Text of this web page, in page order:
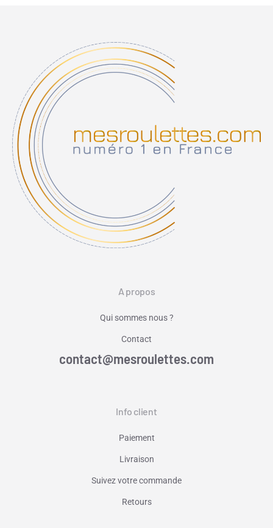
A propos
Qui sommes nous ?
Contact
contact@mesroulettes.com
Info client
Paiement
Livraison
Suivez votre commande
Retours